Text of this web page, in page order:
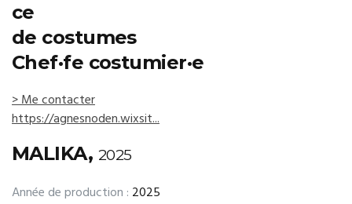
ce
de costumes
Chef·fe costumier·e
> Me contacter
https://agnesnoden.wixsit...
MALIKA, 2025
Année de production : 2025